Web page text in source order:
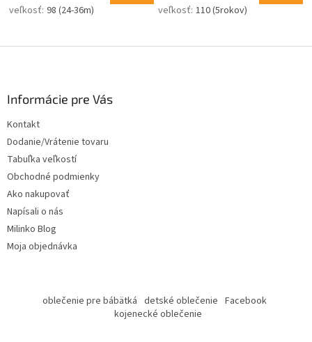
98 (24-36m) 110 (5rokov)
Informácie pre Vás
Kontakt
Dodanie/Vrátenie tovaru
Tabuľka veľkostí
Obchodné podmienky
Ako nakupovať
Napísali o nás
Milinko Blog
Moja objednávka
oblečenie pre bábätká detské oblečenie Facebook
kojenecké oblečenie